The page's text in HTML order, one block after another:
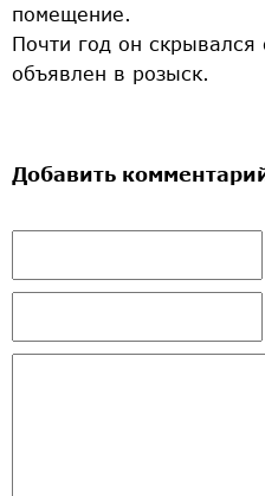
помещение.
Почти год он скрывался
объявлен в розыск.
Добавить